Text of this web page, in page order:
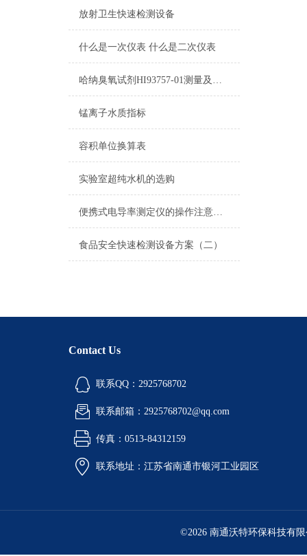
放射卫生快速检测设备
什么是一次仪表 什么是二次仪表
哈纳臭氧试剂HI93757-01测量及注意事项
锰离子水质指标
容积单位换算表
实验室超纯水机的选购
便携式电导率测定仪的操作注意要点分析
食品安全快速检测设备方案（二）
Contact Us
联系QQ：2925768702
联系邮箱：2925768702@qq.com
传真：0513-84312159
联系地址：江苏省南通市银河工业园区
©2026 南通沃特环保科技有